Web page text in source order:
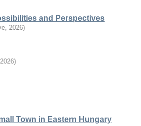
and Perspectives
, 2026)
2026)
Town in Eastern Hungary